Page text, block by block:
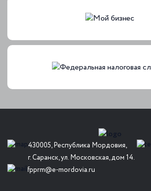
430005, Республика Мордовия,
г. Саранск, ул. Московская, дом 14.
fpprm@e-mordovia.ru